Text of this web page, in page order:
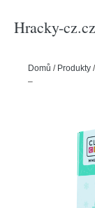
Hracky-cz.cz
Domů / Produkty /
– Mega Ice